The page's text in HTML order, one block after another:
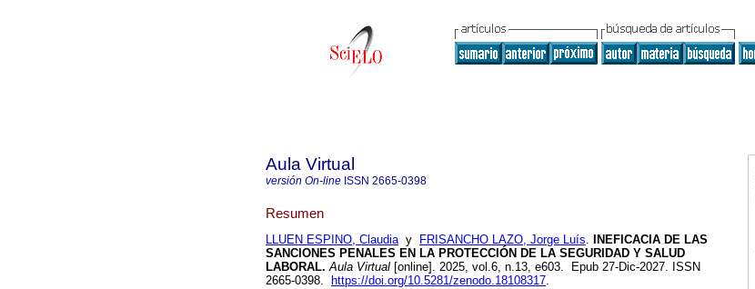
Aula Virtual
versión On-line ISSN 2665-0398
Resumen
LLUEN ESPINO, Claudiay FRISANCHO LAZO, Jorge Luís. INEFICACIA DE LAS
SANCIONES PENALES EN LA PROTECCIÓN DE LA SEGURIDAD Y SALUD
LABORAL. Aula Virtual [online]. 2025, vol.6, n.13, e603. Epub 27-Dic-2027. ISSN
2665-0398.
https://doi.org/10.5281/zenodo.18108317.